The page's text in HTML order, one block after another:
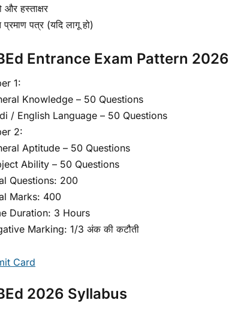
और हस्ताक्षर
प्रमाण पत्र (यदि लागू हो)
Entrance Exam Pattern 2026
1:
Knowledge – 50 Questions
/ English Language – 50 Questions
2:
Aptitude – 50 Questions
Ability – 50 Questions
Questions: 200
Marks: 400
Duration: 3 Hours
Marking: 1/3 अंक की कटौती
Card
2026 Syllabus